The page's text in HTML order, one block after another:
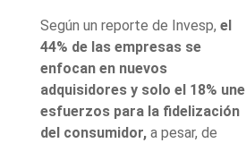
Según un reporte de Invesp, el
44% de las empresas se
enfocan en nuevos
adquisidores y solo el 18% une
esfuerzos para la fidelización
del consumidor, a pesar, de